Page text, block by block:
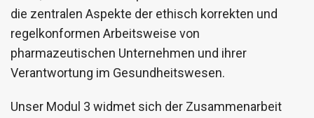
die zentralen Aspekte der ethisch korrekten und
regelkonformen Arbeitsweise von
pharmazeutischen Unternehmen und ihrer
Verantwortung im Gesundheitswesen.
Unser Modul 3 widmet sich der Zusammenarbeit